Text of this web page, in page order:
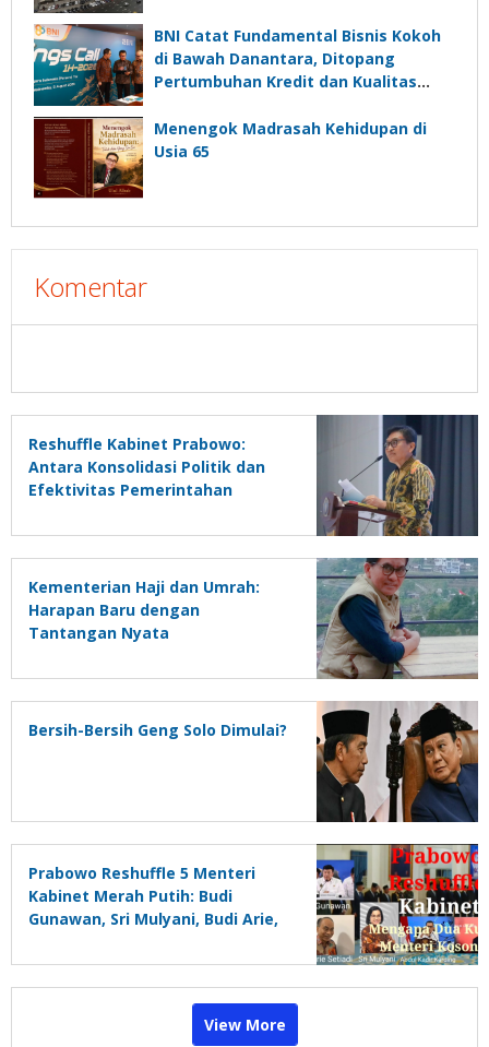
BNI Catat Fundamental Bisnis Kokoh
di Bawah Danantara, Ditopang
Pertumbuhan Kredit dan Kualitas
Menengok Madrasah Kehidupan di
Usia 65
Komentar
Reshuffle Kabinet Prabowo:
Antara Konsolidasi Politik dan
Efektivitas Pemerintahan
Kementerian Haji dan Umrah:
Harapan Baru dengan
Tantangan Nyata
Bersih-Bersih Geng Solo Dimulai?
Prabowo Reshuffle 5 Menteri
Kabinet Merah Putih: Budi
Gunawan, Sri Mulyani, Budi Arie,
View More